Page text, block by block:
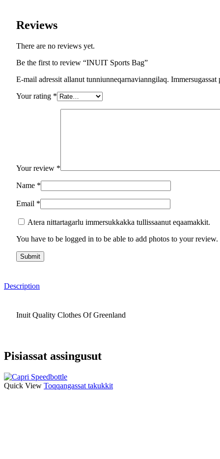
Reviews
There are no reviews yet.
Be the first to review “INUIT Sports Bag”
E-mail adressit allanut tunniunneqarnavianngilaq.
Your rating *
Your review *
Name *
Email *
Atera nittartagarlu immersukkakka tullissaanut eqaamakkit.
You have to be logged in to be able to add photos to your review.
Description
Inuit Quality Clothes Of Greenland
Pisiassat assingusut
Quick View Toqqangassat takukkitThis